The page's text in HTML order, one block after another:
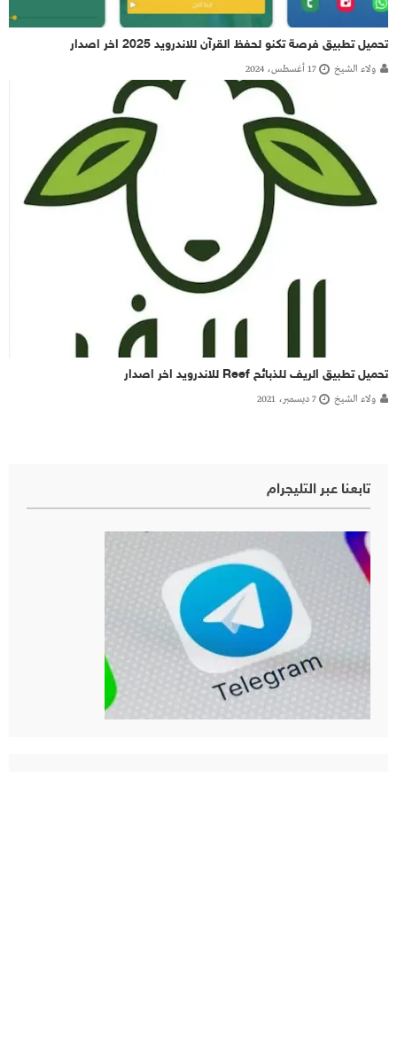
تحميل تطبيق فرصة تكنو لحفظ القرآن للاندرويد 2025 اخر اصدار
ولاء الشيخ 17 أغسطس، 2024
تحميل تطبيق الريف للذبائح Reef للاندرويد اخر اصدار
ولاء الشيخ 7 ديسمبر، 2021
تابعنا عبر التليجرام